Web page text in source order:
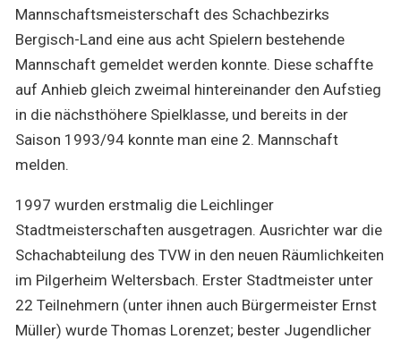
Mannschaftsmeisterschaft des Schachbezirks
Bergisch-Land eine aus acht Spielern bestehende
Mannschaft gemeldet werden konnte. Diese schaffte
auf Anhieb gleich zweimal hintereinander den Aufstieg
in die nächsthöhere Spielklasse, und bereits in der
Saison 1993/94 konnte man eine 2. Mannschaft
melden.
1997 wurden erstmalig die Leichlinger
Stadtmeisterschaften ausgetragen. Ausrichter war die
Schachabteilung des TVW in den neuen Räumlichkeiten
im Pilgerheim Weltersbach. Erster Stadtmeister unter
22 Teilnehmern (unter ihnen auch Bürgermeister Ernst
Müller) wurde Thomas Lorenzet; bester Jugendlicher